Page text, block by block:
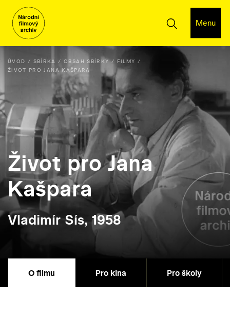
Menu
ÚVOD SBÍRKA OBSAH SBÍRKY
FILMY
ŽIVOT PRO JANA KAŠPARA
Život pro Jana
Kašpara
Vladimír Sís, 1958
O filmu Pro kina Pro školy